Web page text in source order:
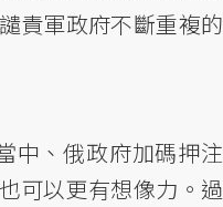
責軍政府不斷重複的
中、俄政府加碼押注
可以更有想像力。過